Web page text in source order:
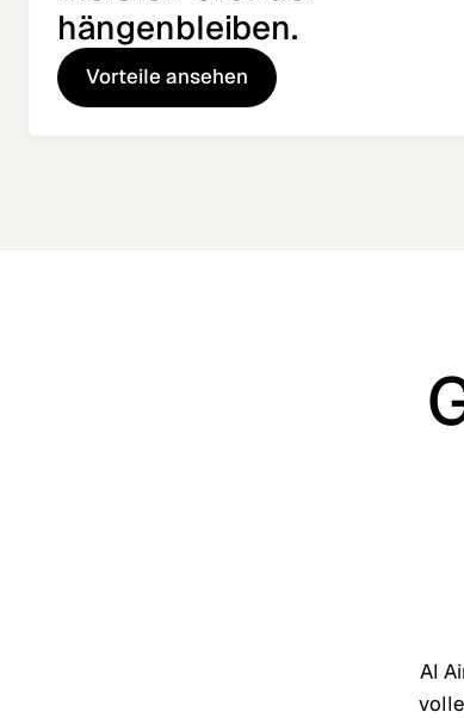
hängenbleiben.
Vorteile ansehen
Vorteile ansehen
Al